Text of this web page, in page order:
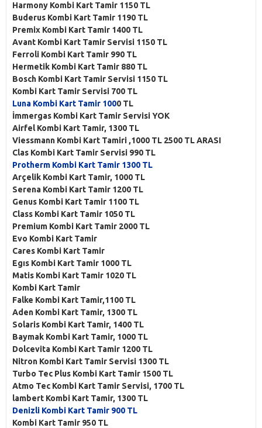
Harmony Kombi Kart Tamir 1150 TL
Buderus Kombi Kart Tamir 1190 TL
Premix Kombi Kart Tamir 1400 TL
Avant Kombi Kart Tamir Servisi 1150 TL
Ferroli Kombi Kart Tamir 990 TL
Hermetik Kombi Kart Tamir 880 TL
Bosch Kombi Kart Tamir Servisi 1150 TL
Kombi Kart Tamir Servisi 700 TL
Luna Kombi Kart Tamir 1000 TL
İmmergas Kombi Kart Tamir Servisi YOK
Airfel Kombi Kart Tamir, 1300 TL
Viessmann Kombi Kart Tamiri ,1000 TL 2500 TL ARASI
Clas Kombi Kart Tamir Servisi 990 TL
Protherm Kombi Kart Tamir 1300 TL
Arçelik Kombi Kart Tamir, 1000 TL
Serena Kombi Kart Tamir 1200 TL
Genus Kombi Kart Tamir 1100 TL
Class Kombi Kart Tamir 1050 TL
Premium Kombi Kart Tamir 2000 TL
Evo Kombi Kart Tamir
Cares Kombi Kart Tamir
Egıs Kombi Kart Tamir 1000 TL
Matis Kombi Kart Tamir 1020 TL
Kombi Kart Tamir
Falke Kombi Kart Tamir,1100 TL
Aden Kombi Kart Tamir, 1300 TL
Solaris Kombi Kart Tamir, 1400 TL
Baymak Kombi Kart Tamir, 1000 TL
Dolcevita Kombi Kart Tamir 1200 TL
Nitron Kombi Kart Tamir Servisi 1300 TL
Turbo Tec Plus Kombi Kart Tamir 1500 TL
Atmo Tec Kombi Kart Tamir Servisi, 1700 TL
lambert Kombi Kart Tamir, 1300 TL
Denizli Kombi Kart Tamir 900 TL
Kombi Kart Tamir 950 TL